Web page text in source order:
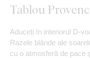
Tablou
Aduceți în interiorul D-
Razele blânde ale
cu o atmosferă de pace